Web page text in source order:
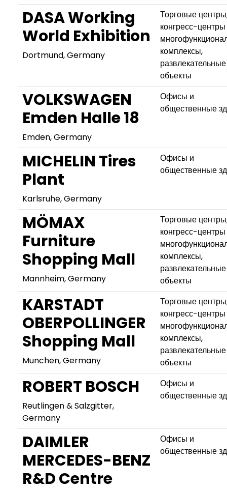
DASA Working
World Exhibition
Dortmund, Germany
Торговые
конгресс-
комплексы,
развлекательные
объекты
VOLKSWAGEN
Emden Halle 18
Emden, Germany
Офисы и
общественные
MICHELIN Tires
Plant
Karlsruhe, Germany
Офисы и
общественные
MÖMAX
Furniture
Shopping Mall
Mannheim, Germany
Торговые
конгресс-
комплексы,
развлекательные
объекты
KARSTADT
OBERPOLLINGER
Shopping Mall
Munchen, Germany
Торговые
конгресс-
комплексы,
развлекательные
объекты
ROBERT BOSCH
Reutlingen & Salzgitter,
Germany
Офисы и
общественные
DAIMLER
MERCEDES-BENZ
R&D Centre
Офисы и
общественные